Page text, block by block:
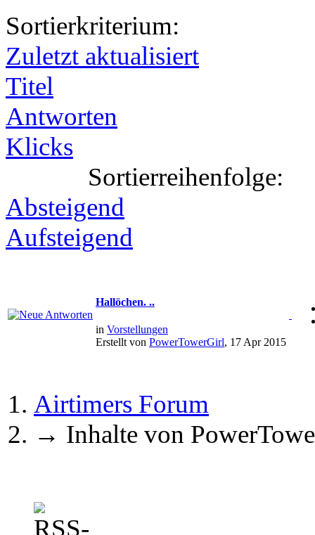
Sortierkriterium:
Zuletzt aktualisiert
Titel
Antworten
Klicks
Sortierreihenfolge:
Absteigend
Aufsteigend
Hallöchen. ..
in Vorstellungen
Erstellt von PowerTowerGirl, 17 Apr 2015
Airtimers Forum
→ Inhalte von